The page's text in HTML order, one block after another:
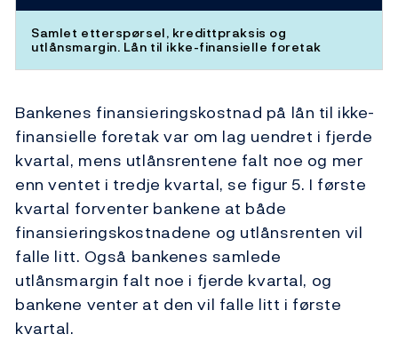
Samlet etterspørsel, kredittpraksis og
utlånsmargin. Lån til ikke-finansielle foretak
Bankenes finansieringskostnad på lån til ikke-
finansielle foretak var om lag uendret i fjerde
kvartal, mens utlånsrentene falt noe og mer
enn ventet i tredje kvartal, se figur 5. I første
kvartal forventer bankene at både
finansieringskostnadene og utlånsrenten vil
falle litt. Også bankenes samlede
utlånsmargin falt noe i fjerde kvartal, og
bankene venter at den vil falle litt i første
kvartal.